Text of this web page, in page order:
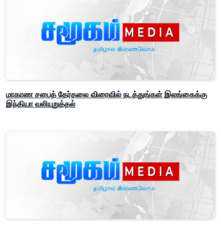
மாகாண சபைத் தேர்தலை விரைவில் நடத்துங்கள் இலங்கைக்கு
இந்தியா வலியுறுத்தல்